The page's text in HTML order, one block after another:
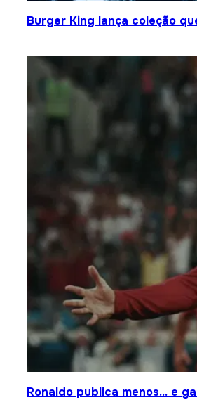
Burger King lança coleção
Ronaldo publica menos… e